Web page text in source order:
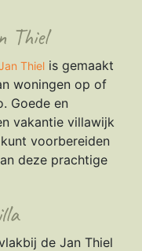
Thiel
Thiel is gemaakt
woningen op of
Goede en
vakantie villawijk
voorbereiden
deze prachtige
de Jan Thiel